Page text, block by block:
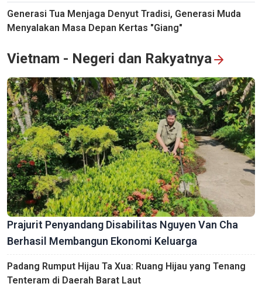
Generasi Tua Menjaga Denyut Tradisi, Generasi Muda
Menyalakan Masa Depan Kertas "Giang"
Vietnam - Negeri dan Rakyatnya
Prajurit Penyandang Disabilitas Nguyen Van Cha
Berhasil Membangun Ekonomi Keluarga
Padang Rumput Hijau Ta Xua: Ruang Hijau yang Tenang
Tenteram di Daerah Barat Laut